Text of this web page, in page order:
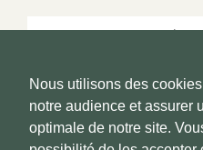
Nous utilisons des
notre audience et assurer
optimale de notre site.